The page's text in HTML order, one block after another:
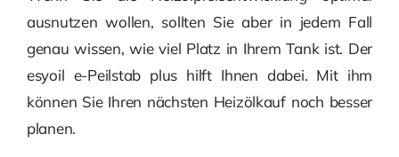
ausnutzen wollen, sollten Sie aber in jedem Fall
genau wissen, wie viel Platz in Ihrem Tank ist. Der
esyoil e-Peilstab plus hilft Ihnen dabei. Mit ihm
können Sie Ihren nächsten Heizölkauf noch besser
planen.